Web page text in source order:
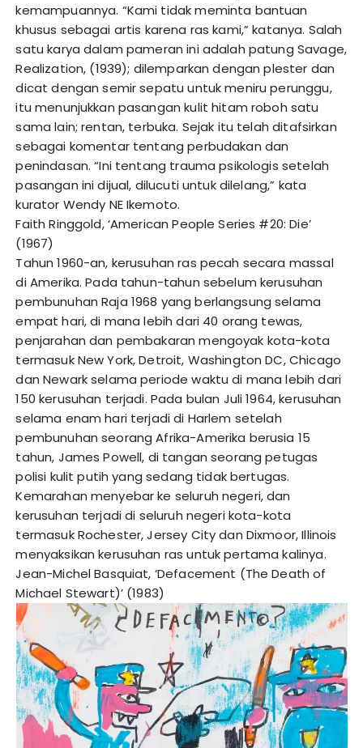
kemampuannya. “Kami tidak meminta bantuan
khusus sebagai artis karena ras kami,” katanya. Salah
satu karya dalam pameran ini adalah patung Savage,
Realization, (1939); dilemparkan dengan plester dan
dicat dengan semir sepatu untuk meniru perunggu,
itu menunjukkan pasangan kulit hitam roboh satu
sama lain; rentan, terbuka. Sejak itu telah ditafsirkan
sebagai komentar tentang perbudakan dan
penindasan. “Ini tentang trauma psikologis setelah
pasangan ini dijual, dilucuti untuk dilelang,” kata
kurator Wendy NE Ikemoto.
Faith Ringgold, ‘American People Series #20: Die’
(1967)
Tahun 1960-an, kerusuhan ras pecah secara massal
di Amerika. Pada tahun-tahun sebelum kerusuhan
pembunuhan Raja 1968 yang berlangsung selama
empat hari, di mana lebih dari 40 orang tewas,
penjarahan dan pembakaran mengoyak kota-kota
termasuk New York, Detroit, Washington DC, Chicago
dan Newark selama periode waktu di mana lebih dari
150 kerusuhan terjadi. Pada bulan Juli 1964, kerusuhan
selama enam hari terjadi di Harlem setelah
pembunuhan seorang Afrika-Amerika berusia 15
tahun, James Powell, di tangan seorang petugas
polisi kulit putih yang sedang tidak bertugas.
Kemarahan menyebar ke seluruh negeri, dan
kerusuhan terjadi di seluruh negeri kota-kota
termasuk Rochester, Jersey City dan Dixmoor, Illinois
menyaksikan kerusuhan ras untuk pertama kalinya.
Jean-Michel Basquiat, ‘Defacement (The Death of
Michael Stewart)’ (1983)